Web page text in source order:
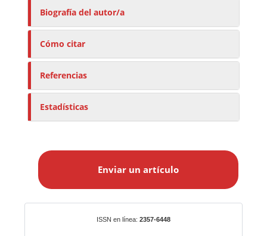
Biografía del autor/a
Cómo citar
Referencias
Estadísticas
a
Enviar un artículo
ISSN en línea: 2357-6448